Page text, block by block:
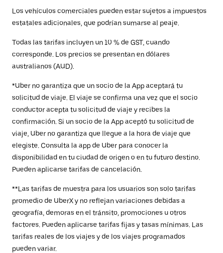
Los vehículos comerciales pueden estar sujetos a impuestos
estatales adicionales, que podrían sumarse al peaje.
Todas las tarifas incluyen un 10 % de GST, cuando
corresponde. Los precios se presentan en dólares
australianos (AUD).
*Uber no garantiza que un socio de la App aceptará tu
solicitud de viaje. El viaje se confirma una vez que el socio
conductor acepta tu solicitud de viaje y recibes la
confirmación. Si un socio de la App aceptó tu solicitud de
viaje, Uber no garantiza que llegue a la hora de viaje que
elegiste. Consulta la app de Uber para conocer la
disponibilidad en tu ciudad de origen o en tu futuro destino.
Pueden aplicarse tarifas de cancelación.
**Las tarifas de muestra para los usuarios son solo tarifas
promedio de UberX y no reflejan variaciones debidas a
geografía, demoras en el tránsito, promociones u otros
factores. Pueden aplicarse tarifas fijas y tasas mínimas. Las
tarifas reales de los viajes y de los viajes programados
pueden variar.